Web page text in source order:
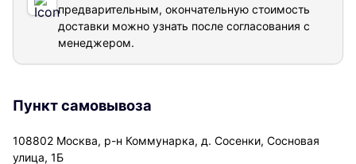
предварительным, окончательную стоимость
доставки можно узнать после согласования с
менеджером.
Пункт самовывоза
108802 Москва, р-н Коммунарка, д. Сосенки, Сосновая
улица, 1Б